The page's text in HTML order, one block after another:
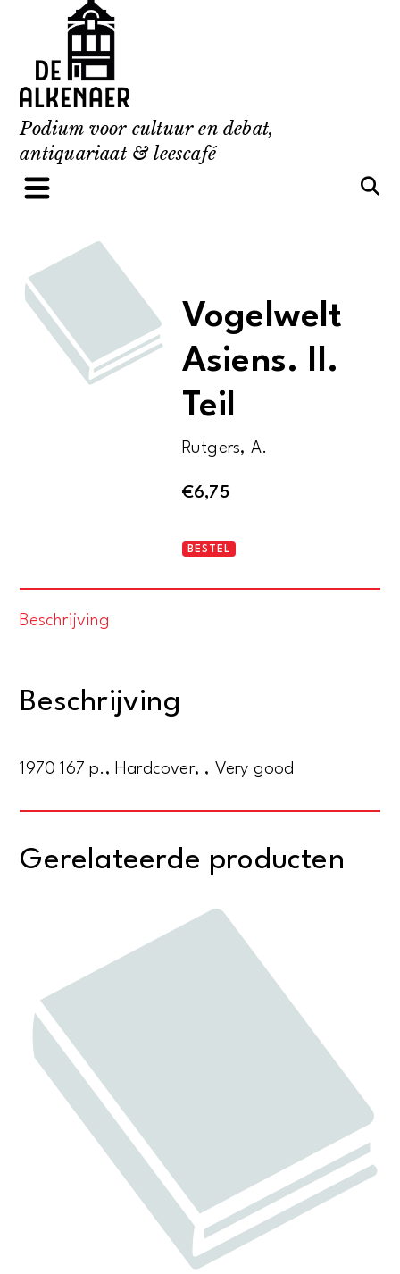
content
Podium voor cultuur en debat,
antiquariaat & leescafé
Vogelwelt
Asiens. II.
Teil
Rutgers, A.
€6,75
Vogelwelt
BESTEL
Beschrijving
Beschrijving
1970 167 p., Hardcover, , Very good
Gerelateerde producten